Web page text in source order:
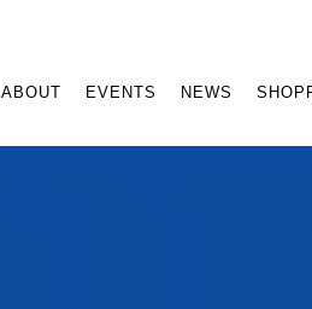
ABOUT EVENTS NEWS